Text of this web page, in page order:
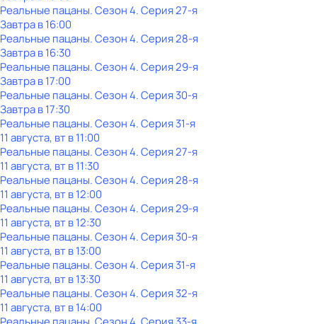
Реальные пацаны. Сезон 4. Серия 27-я
Завтра в 16:00
Реальные пацаны. Сезон 4. Серия 28-я
Завтра в 16:30
Реальные пацаны. Сезон 4. Серия 29-я
Завтра в 17:00
Реальные пацаны. Сезон 4. Серия 30-я
Завтра в 17:30
Реальные пацаны. Сезон 4. Серия 31-я
11 августа, вт в 11:00
Реальные пацаны. Сезон 4. Серия 27-я
11 августа, вт в 11:30
Реальные пацаны. Сезон 4. Серия 28-я
11 августа, вт в 12:00
Реальные пацаны. Сезон 4. Серия 29-я
11 августа, вт в 12:30
Реальные пацаны. Сезон 4. Серия 30-я
11 августа, вт в 13:00
Реальные пацаны. Сезон 4. Серия 31-я
11 августа, вт в 13:30
Реальные пацаны. Сезон 4. Серия 32-я
11 августа, вт в 14:00